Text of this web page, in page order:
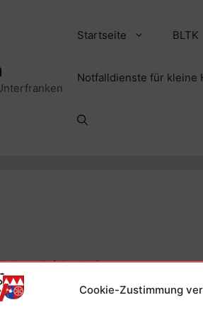
Cookie-Zustimmung
Startseite BLTK
Notfalldienste für kleine
folgende Daten: